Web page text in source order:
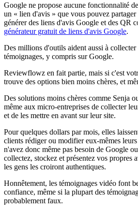
Google ne propose aucune fonctionnalité
un « lien d'avis » que vous pouvez
générer des liens d'avis Google et des QR
générateur gratuit de liens d'avis Google.
Des millions d'outils aident aussi à collecter
témoignages, y compris sur Google.
Reviewflowz en fait partie, mais si c'est
trouve des options bien moins chères, et
Des solutions moins chères comme Senja
même aux micro-entreprises de collecter
et de les mettre en avant sur leur site.
Pour quelques dollars par mois, elles
clients rédiger ou modifier eux-mêmes
n'avez donc même pas besoin de Google
collectez, stockez et présentez vos propres
les gens les croiront authentiques.
Honnêtement, les témoignages vidéo font
confiance, même si la plupart des
probablement faux.